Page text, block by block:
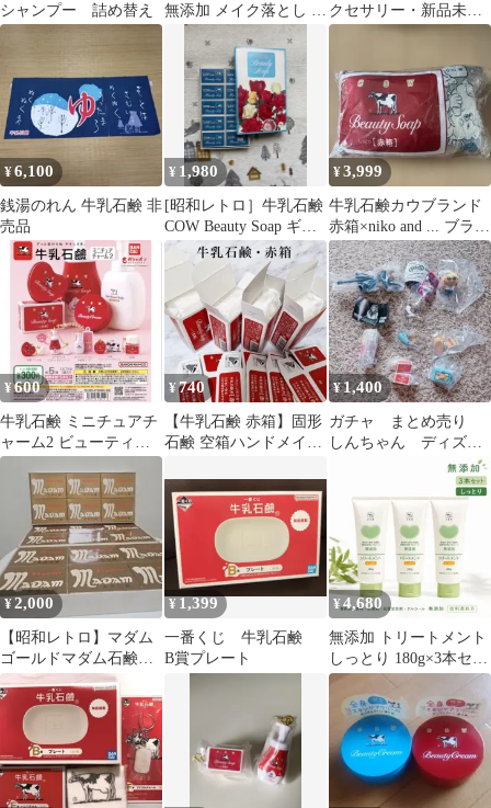
シャンプー 詰め替え
無添加 メイク落とし ミ
ルク＆オイル 詰め替え
クセサリー・新品未開
封！
¥6,100
銭湯のれん 牛乳石鹸 非
売品
¥ 1,980
[昭和レトロ］牛乳石鹸
COW Beauty Soap ギフ
トセット 未使用
¥3,999
牛乳石鹸カウブランド
赤箱×niko and ... ブラン
ケットインクッション
¥600
牛乳石鹸 ミニチュアチ
ャーム2 ビューティー
クリーム
¥740
【牛乳石鹸 赤箱】固形
石鹸 空箱ハンドメイド
¥1,400
ガチャ まとめ売り
しんちゃん ディズニ
¥2,000
【昭和レトロ】マダム
ゴールドマダム石鹸
6個入り3セット計18個
¥ 1,399
一番くじ 牛乳石鹸
B賞プレート
¥4,680
無添加 トリートメント
しっとり 180g×3本セッ
ト COW 牛乳石鹸